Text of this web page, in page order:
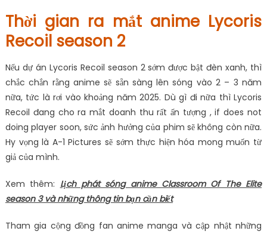
Thời gian ra mắt anime Lycoris
Recoil season 2
Nếu dự án Lycoris Recoil season 2 sớm được bật đèn xanh, thì
chắc chắn rằng anime sẽ sẵn sàng lên sóng vào 2 – 3 năm
nữa, tức là rơi vào khoảng năm 2025. Dù gì đi nữa thì Lycoris
Recoil đang cho ra mắt doanh thu rất ấn tượng , if does not
doing player soon, sức ảnh hưởng của phim sẽ không còn nữa.
Hy vọng là A-1 Pictures sẽ sớm thực hiện hóa mong muốn từ
giả của mình.
Xem thêm: Lịch phát sóng anime Classroom Of The Elite
season 3 và những thông tin bạn cần biết
Tham gia cộng đồng fan anime manga và cập nhật những